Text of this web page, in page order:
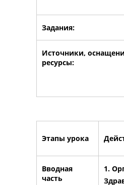
Задания:
Источники,
ресурсы:
Этапы урока
Вводная
часть
1.